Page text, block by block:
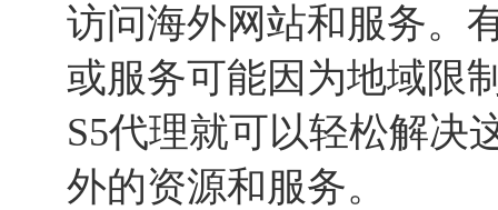
访问海外网站和服务。
或服务可能因为地域限
S5代理就可以轻松解决
外的资源和服务。